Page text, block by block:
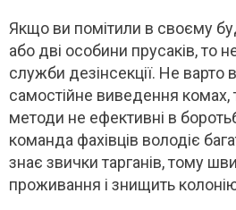
Якщо ви помітили в своєму
або дві особини прусаків, то
служби дезінсекції. Не варто
самостійне виведення комах,
методи не ефективні в
команда фахівців володіє
знає звички тарганів, тому
проживання і знищить